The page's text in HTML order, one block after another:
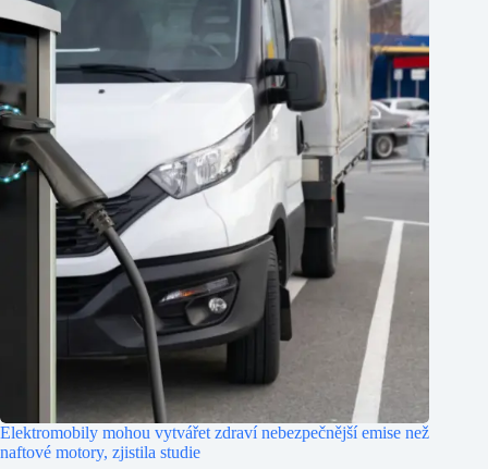
Elektromobily mohou vytvářet zdraví nebezpečnější emise než
naftové motory, zjistila studie